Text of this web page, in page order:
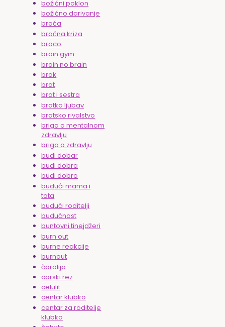
božićni poklon
božićno darivanje
braća
bračna kriza
braco
brain gym
brain no brain
brak
brat
brat i sestra
bratka ljubav
bratsko rivalstvo
briga o mentalnom
zdravlju
briga o zdravlju
budi dobar
budi dobra
budi dobro
budući mama i
tata
budući roditelji
budućnost
buntovni tinejdžeri
burn out
burne reakcije
burnout
čarolija
carski rez
celulit
centar klubko
centar za roditelje
klubko